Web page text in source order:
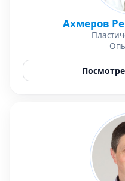
Ахмеров